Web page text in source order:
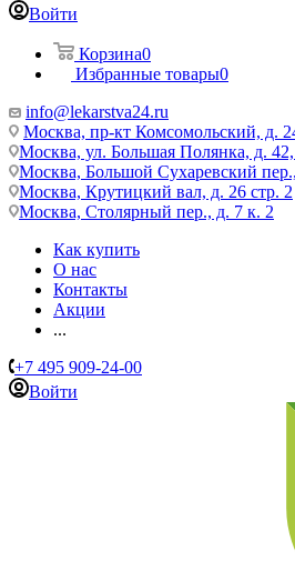
Войти
Корзина0
Избранные товары0
info@lekarstva24.ru
Москва, пр-кт Комсомольский, д.
Москва, ул. Большая Полянка, д. 42,
Москва, Большой Сухаревский
Москва, Крутицкий вал, д. 26 стр. 2
Москва, Столярный пер., д. 7 к. 2
Как купить
О нас
Контакты
Акции
...
+7 495 909-24-00
Войти